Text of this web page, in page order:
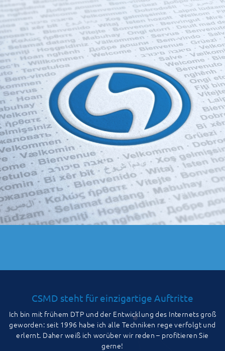
CSMD steht für einzigartige Auftritte
Ich bin mit frühem DTP und der Entwicklung des Internets groß
geworden: seit 1996 habe ich alle Techniken rege verfolgt und
erlernt. Daher weiß ich worüber wir reden – profitieren Sie
gerne!